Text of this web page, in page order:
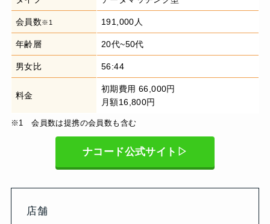
会員数※1 191,000人
年齢層 20代~50代
男女比 56:44
料金
初期費用 66,000円
月額16,800円
※1 会員数は提携の会員数も含む
ナコード公式サイト▷
店舗